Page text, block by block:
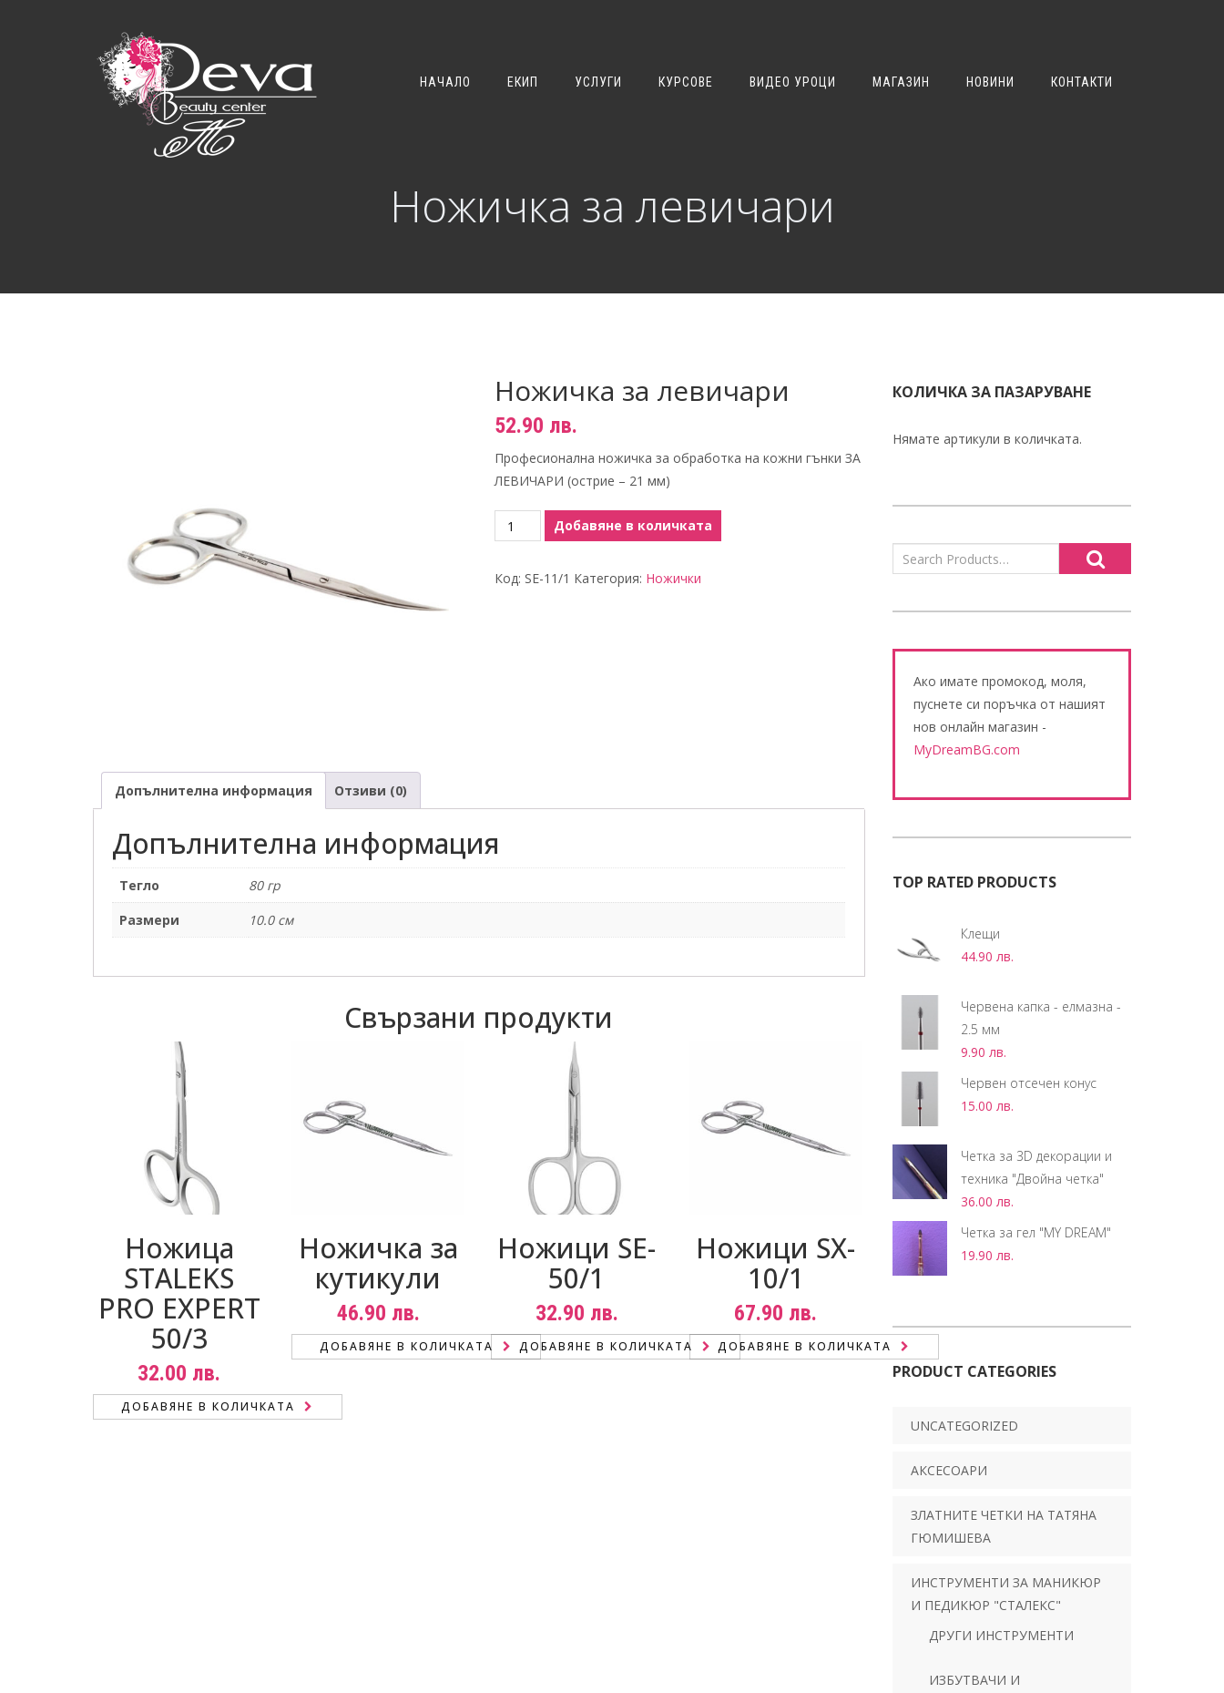
НАЧАЛО ЕКИП УСЛУГИ КУРСОВЕ ВИДЕО УРОЦИ МАГАЗИН НОВИНИ КОНТАКТИ
Ножичка за левичари
Ножичка за левичари
52.90 лв.
Професионална ножичка за обработка на кожни гънки ЗА
ЛЕВИЧАРИ (острие – 21 мм)
количество
за
за
Добавяне в количката
Код: SE-11/1 Категория: Ножички
Допълнителна информация Отзиви (0)
Допълнителна информация
Тегло
80 гр
Размери
10.0 см
Свързани продукти
Ножица
STALEKS
PRO EXPERT
50/3
32.00 лв.
ДОБАВЯНЕ В КОЛИЧКАТА
Ножичка за
кутикули
46.90 лв.
ДОБАВЯНЕ В КОЛИЧКАТА
Ножици SE-
50/1
32.90 лв.
ДОБАВЯНЕ В КОЛИЧКАТА
Ножици SX-
10/1
67.90 лв.
ДОБАВЯНЕ В КОЛИЧКАТА
КОЛИЧКА ЗА ПАЗАРУВАНЕ
Нямате артикули в количката.
Ако имате промокод, моля,
пуснете си поръчка от нашият
нов онлайн магазин -
MyDreamBG.com
TOP RATED PRODUCTS
Клещи
44.90 лв.
Червена капка - елмазна -
2.5 мм
9.90 лв.
Червен отсечен конус
15.00 лв.
Четка за 3D декорации и
техника "Двойна четка"
36.00 лв.
Четка за гел "MY DREAM"
19.90 лв.
PRODUCT CATEGORIES
UNCATEGORIZED
АКСЕСОАРИ
ЗЛАТНИТЕ ЧЕТКИ НА ТАТЯНА
ГЮМИШЕВА
ИНСТРУМЕНТИ ЗА МАНИКЮР
И ПЕДИКЮР "СТАЛЕКС"
ДРУГИ ИНСТРУМЕНТИ
ИЗБУТВАЧИ И